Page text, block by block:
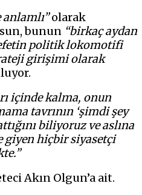
anlamlı”olarak
bunun “birkaç aydan
politik lokomotifi
girişimi olarak
içinde kalma, onun
tavrının ‘şimdi şey
biliyoruz ve aslına
giyen hiçbir siyasetçi
Akın Olgun’a ait.